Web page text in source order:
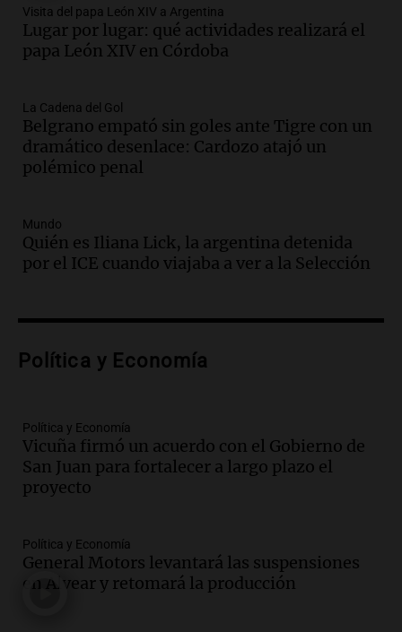
Audio.Madres en Rosario piden por la
ley Joaquín.
Viva la Radio Rosario
Audio. Juan Pedro Colombo, rematador
de hacienda: “Las tecnologías no
reemplazan el contacto con la gente”
La Argentina, hoy
Audio.
un pozo de 17 metros en Nueva Córdoba
Panorama Federal
Audio.Lanzamiento del Tigo 7 CSH: el
al mercado argentino
Audio.Perito Moreno recibe la Copa
Mundial de Natación de Invierno con
récords y atletas de 20 países
Amamos Argentina
Audio.Conductor imputado por
accidente fatal en San Luis dejó tres
jóvenes muertos y un herido grave
Visita del papa León XIV a Argentina
Lugar por lugar: qué actividades realizará el
papa León XIV en Córdoba
La Cadena del Gol
Belgrano empató sin goles ante Tigre con un
dramático desenlace: Cardozo atajó un
polémico penal
Mundo
Quién es Iliana Lick, la argentina detenida
por el ICE cuando viajaba a ver a la Selección
Política y Economía
Política y Economía
Vicuña firmó un acuerdo con el Gobierno de
San Juan para fortalecer a largo plazo el
proyecto
Política y Economía
General Motors levantará las suspensiones
en Alvear y retomará la producción